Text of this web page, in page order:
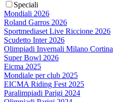
Speciali
Mondiali 2026
Roland Garros 2026
Sportmediaset Live Riccione 2026
Scudetto Inter 2026
Olimpiadi Invernali Milano
Super Bowl 2026
Eicma 2025
Mondiale per club 2025
EICMA Riding Fest 2025
Paralimpiadi Parigi 2024